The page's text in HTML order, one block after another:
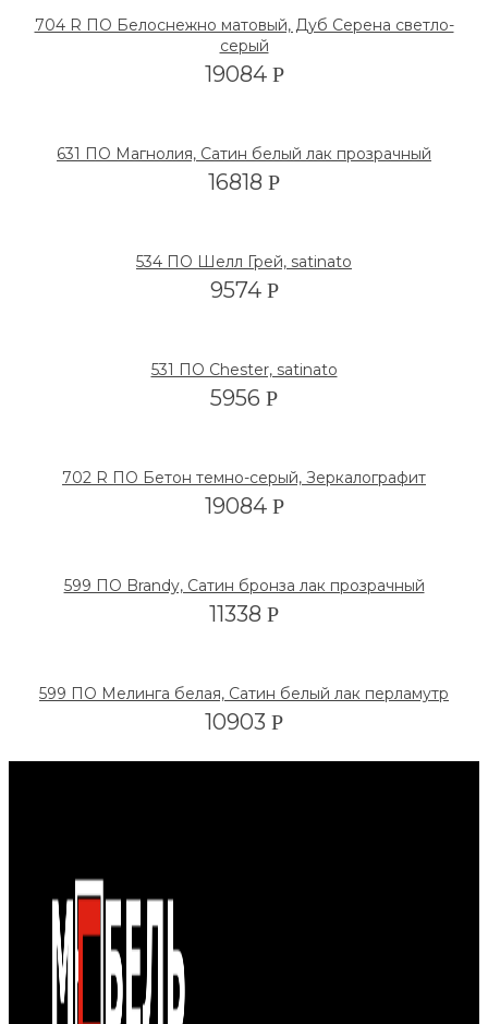
704 R ПО Белоснежно матовый, Дуб Серена светло-
серый
19084 Р
631 ПО Магнолия, Сатин белый лак прозрачный
16818 Р
534 ПО Шелл Грей, satinato
9574 Р
531 ПО Chester, satinato
5956 Р
702 R ПО Бетон темно-серый, Зеркалографит
19084 Р
599 ПО Brandy, Сатин бронза лак прозрачный
11338 Р
599 ПО Мелинга белая, Сатин белый лак перламутр
10903 Р